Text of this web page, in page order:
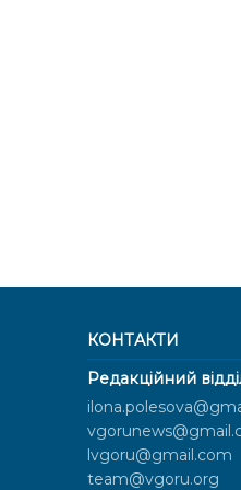
КОНТАКТИ
Редакційний
lvgoru@gmail.com
team@vgoru.org